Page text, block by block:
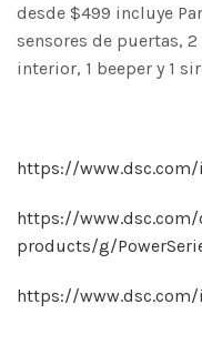
desde $499 incluye
sensores de puertas,
interior, 1 beeper y 1
https://
https://
products/g/
https://